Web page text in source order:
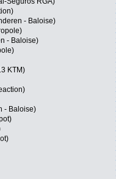
- Baloise)
- Baloise)
KTM)
- Baloise)